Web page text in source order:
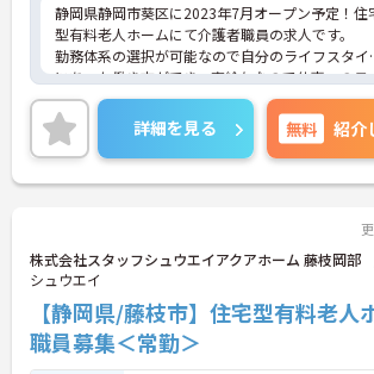
静岡県静岡市葵区に2023年7月オープン予定！住
型有料老人ホームにて介護者職員の求人です。
勤務体系の選択が可能なので自分のライフスタイ
にあった働き方ができ、高給与なので仕事へのモ
ベーションにつながります。今後も施設を複数展
予定なので、管理職のポストに就くチャンスも豊富
です。
また、福利厚生が整っており、長期的に勤務可能
環境が整っております。ご興味をお持ちの方は、
詳細を見る 無料 紹介
株式会社スタッフシュウエイアクアホーム 藤枝岡部
シュウエイ
【静岡県/藤枝市】住宅型有料老人
職員募集＜常勤＞